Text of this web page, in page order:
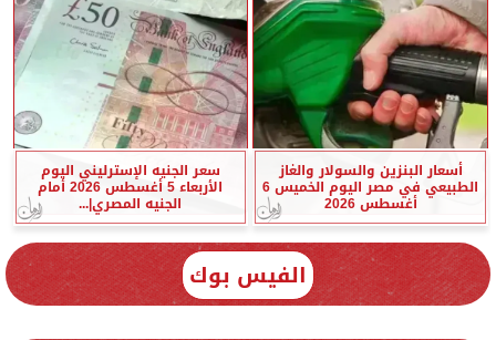
أسعار البنزين والسولار والغاز
الطبيعي في مصر اليوم الخميس 6
أغسطس 2026
سعر الجنيه الإسترليني اليوم
الأربعاء 5 أغسطس 2026 أمام
الجنيه المصري|...
الفيس بوك